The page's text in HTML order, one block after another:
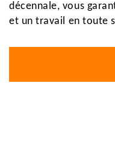
décennale, vous
et un travail en toute